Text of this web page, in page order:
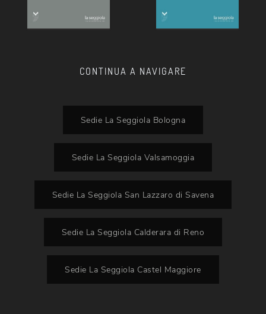
CONTINUA A NAVIGARE
Sedie La Seggiola Bologna
Sedie La Seggiola Valsamoggia
Sedie La Seggiola San Lazzaro di Savena
Sedie La Seggiola Calderara di Reno
Sedie La Seggiola Castel Maggiore